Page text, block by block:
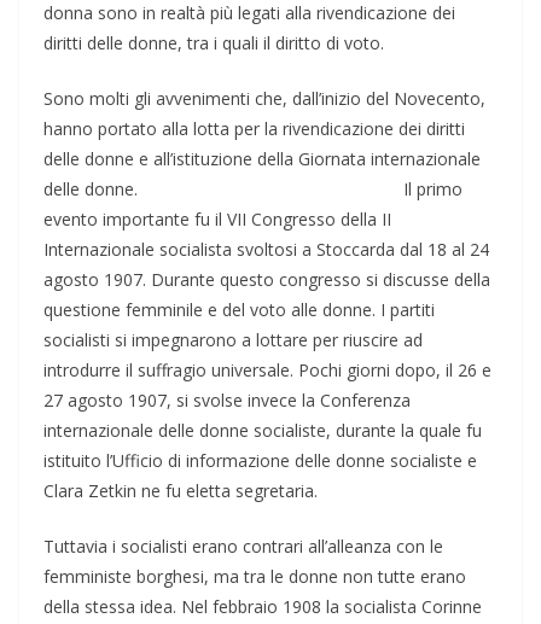
donna sono in realtà più legati alla rivendicazione dei
diritti delle donne, tra i quali il diritto di voto.
Sono molti gli avvenimenti che, dall’inizio del Novecento,
hanno portato alla lotta per la rivendicazione dei diritti
delle donne e all’istituzione della Giornata internazionale
delle donne. Il primo
evento importante fu il VII Congresso della II
Internazionale socialista svoltosi a Stoccarda dal 18 al 24
agosto 1907. Durante questo congresso si discusse della
questione femminile e del voto alle donne. I partiti
socialisti si impegnarono a lottare per riuscire ad
introdurre il suffragio universale. Pochi giorni dopo, il 26 e
27 agosto 1907, si svolse invece la Conferenza
internazionale delle donne socialiste, durante la quale fu
istituito l’Ufficio di informazione delle donne socialiste e
Clara Zetkin ne fu eletta segretaria.
Tuttavia i socialisti erano contrari all’alleanza con le
femministe borghesi, ma tra le donne non tutte erano
della stessa idea. Nel febbraio 1908 la socialista Corinne